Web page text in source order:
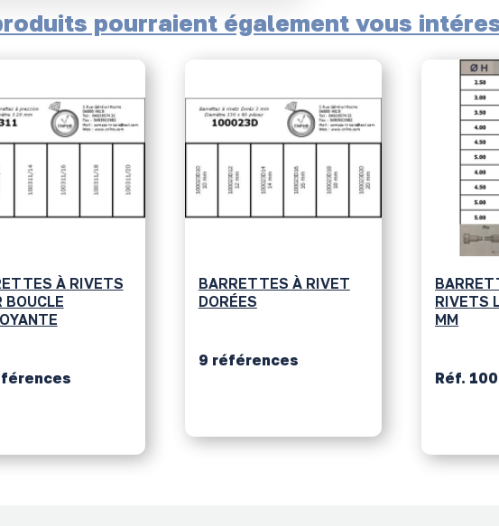
pourraient également vous
À RIVETS
BOUCLE
BARRETTES À RIVET
DORÉES
9 références
RIVETS
MM
Réf.